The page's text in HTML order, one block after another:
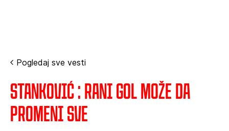
Pogledaj sve vesti
Stanković : Rani gol može da
promeni sve